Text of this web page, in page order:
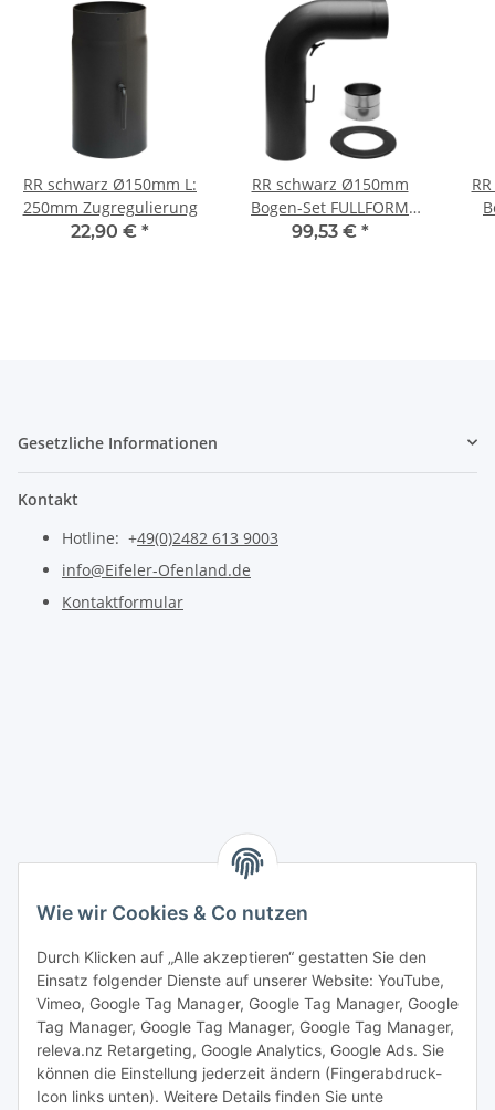
RR schwarz Ø150mm L:
250mm Zugregulierung
22,90 € *
RR schwarz Ø150mm
Bogen-Set FULLFORM
rund
99,53 € *
Gesetzliche Informationen
Kontakt
Hotline: +49(0)2482 613 9003
info@Eifeler-Ofenland.de
Kontaktformular
Wie wir Cookies & Co nutzen
Durch Klicken auf „Alle akzeptieren“ gestatten Sie den
Einsatz folgender Dienste auf unserer Website: YouTube,
Vimeo, Google Tag Manager, Google Tag Manager, Google
Tag Manager, Google Tag Manager, Google Tag Manager,
releva.nz Retargeting, Google Analytics, Google Ads. Sie
können die Einstellung jederzeit ändern (Fingerabdruck-
Icon links unten). Weitere Details finden Sie unte